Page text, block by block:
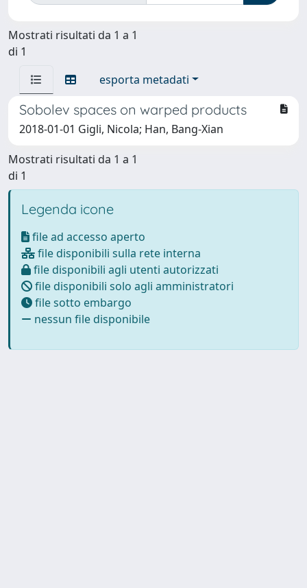
Mostrati risultati da 1 a 1
di 1
esporta metadati
Sobolev spaces on warped products
2018-01-01 Gigli, Nicola; Han, Bang-Xian
Mostrati risultati da 1 a 1
di 1
Legenda icone
file ad accesso aperto
file disponibili sulla rete interna
file disponibili agli utenti autorizzati
file disponibili solo agli amministratori
file sotto embargo
nessun file disponibile